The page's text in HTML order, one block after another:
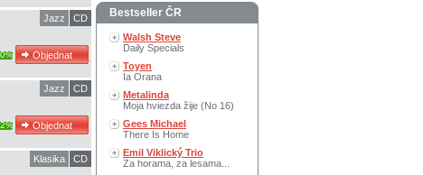
CD
Jazz
CD
Jazz
CD
Klasika
Bestseller ČR
Walsh Steve
Daily Specials
Toyen
Ia Orana
Metalinda
Moja hviezda žije (No 16)
Gees Michael
There Is Home
Emil Viklický Trio
Za horama, za lesama...